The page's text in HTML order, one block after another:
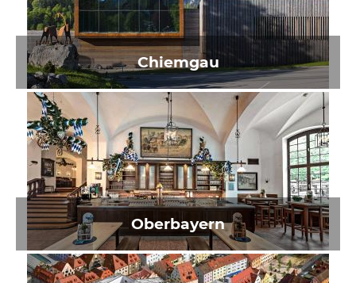
Chiemgau
Oberbayern